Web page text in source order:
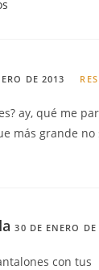
DE 2013
ay, qué me
más grande no
30 DE ENERO
con tus